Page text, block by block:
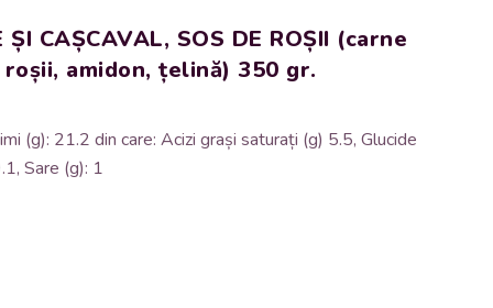
ȘI CAȘCAVAL, SOS DE ROȘII (carne
amidon, țelină) 350 gr.
(g): 21.2 din care: Acizi grași saturați (g) 5.5, Glucide
Sare (g): 1